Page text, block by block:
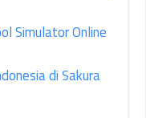
Simulator Online
di Sakura